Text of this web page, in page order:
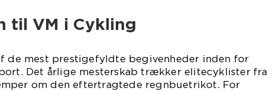
til VM i Cykling
de mest prestigefyldte begivenheder inden for
Det årlige mesterskab trækker elitecyklister fra
om den eftertragtede regnbuetrikot. For